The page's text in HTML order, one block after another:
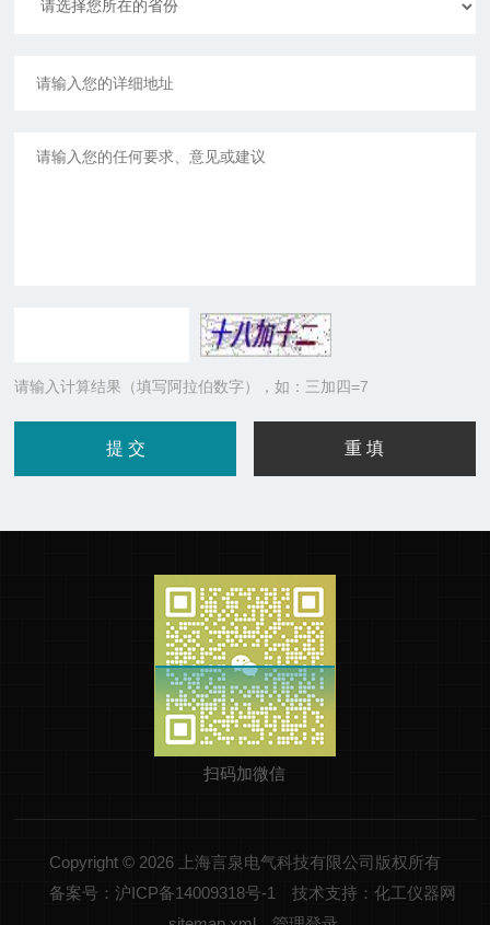
请输入计算结果（填写阿拉伯数字），如：三加四=7
扫码加微信
Copyright © 2026 上海言泉电气科技有限公司版权所有
备案号：沪ICP备14009318号-1
技术支持：化工仪器网